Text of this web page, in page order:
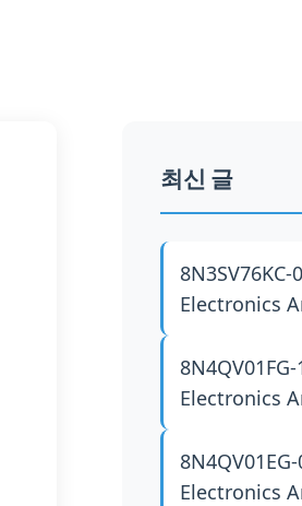
최신 글
8N3SV76KC-
Electronics
Electronics
Electronics